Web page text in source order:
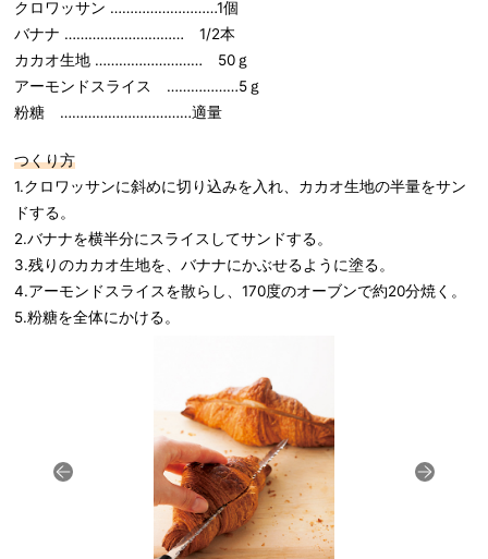
クロワッサン ………………………1個
バナナ ………………………… 1/2本
カカオ生地 ……………………… 50ｇ
アーモンドスライス ………………5ｇ
粉糖 ……………………………適量
つくり方
1.クロワッサンに斜めに切り込みを入れ、カカオ生地の半量をサン
ドする。
2.バナナを横半分にスライスしてサンドする。
3.残りのカカオ生地を、バナナにかぶせるように塗る。
4.アーモンドスライスを散らし、170度のオーブンで約20分焼く。
5.粉糖を全体にかける。